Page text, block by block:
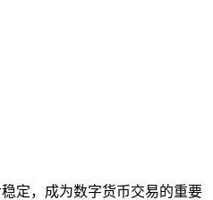
定，成为数字货币交易的重要